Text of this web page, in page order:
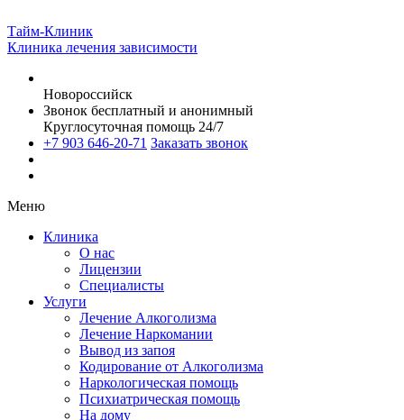
Тайм-Клиник
Клиника лечения зависимости
Новороссийск
Звонок бесплатный и анонимный
Круглосуточная помощь 24/7
+7 903 646-20-71 Заказать звонок
Меню
Клиника
О нас
Лицензии
Специалисты
Услуги
Лечение Алкоголизма
Лечение Наркомании
Вывод из запоя
Кодирование от Алкоголизма
Наркологическая помощь
Психиатрическая помощь
На дому